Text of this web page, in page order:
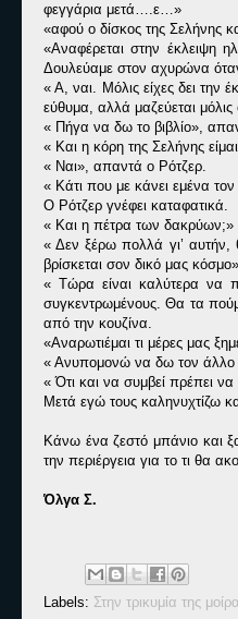
φεγγάρια μετά….ε…»
«αφού ο δίσκος της Σελήνης
«Αναφέρεται στην έκλειψη
Δουλεύαμε στον αχυρώνα
« Α, ναι. Μόλις είχες δει την
εύθυμα, αλλά μαζεύεται
« Πήγα να δω το βιβλίο»,
« Και η κόρη της Σελήνης
« Ναι», απαντά ο Ρότζερ.
« Κάτι που με κάνει εμένα
Ο Ρότζερ γνέφει καταφατικά.
« Και η πέτρα των δακρύων;»
« Δεν ξέρω πολλά γι’ αυτήν,
βρίσκεται σον δικό μας
« Τώρα είναι καλύτερα να
συγκεντρωμένους. Θα τα
από την κουζίνα.
«Αναρωτιέμαι τι μέρες μας
« Ανυπομονώ να δω τον άλλο
« Ότι και να συμβεί πρέπει
Μετά εγώ τους καληνυχτίζω
Κάνω ένα ζεστό μπάνιο και
την περιέργεια για το τι θα
Όλγα Σ.
Labels: Στην τρικυμία της